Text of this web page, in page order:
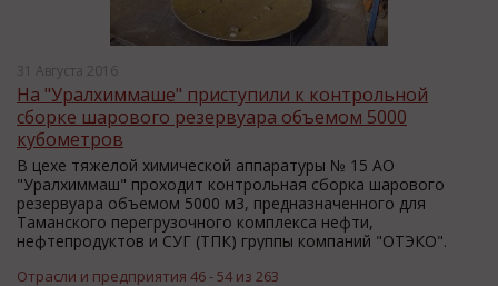
31 Августа 2016
На "Уралхиммаше" приступили к контрольной
сборке шарового резервуара объемом 5000
кубометров
В цехе тяжелой химической аппаратуры № 15 АО
"Уралхиммаш" проходит контрольная сборка шарового
резервуара объемом 5000 м3, предназначенного для
Таманского перегрузочного комплекса нефти,
нефтепродуктов и СУГ (ТПК) группы компаний "ОТЭКО".
Отрасли и предприятия 46 - 54 из 263